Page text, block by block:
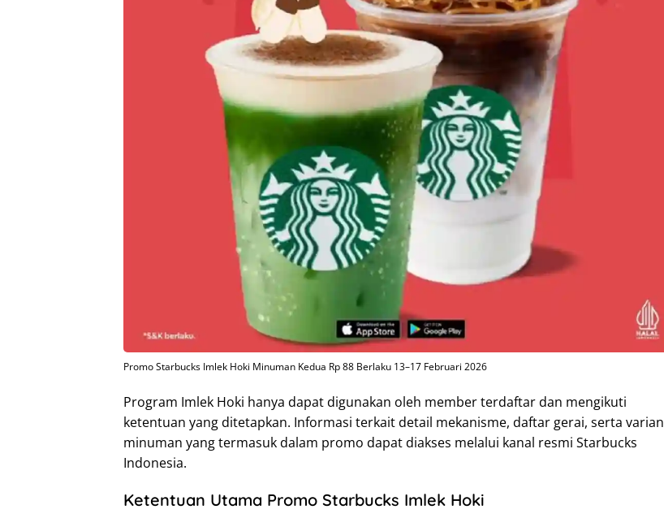
Promo Starbucks Imlek Hoki Minuman Kedua Rp 88 Berlaku 13–17 Februari 2026
Program Imlek Hoki hanya dapat digunakan oleh member terdaftar dan mengikuti
ketentuan yang ditetapkan. Informasi terkait detail mekanisme, daftar gerai, serta varian
minuman yang termasuk dalam promo dapat diakses melalui kanal resmi Starbucks
Indonesia.
Ketentuan Utama Promo Starbucks Imlek Hoki